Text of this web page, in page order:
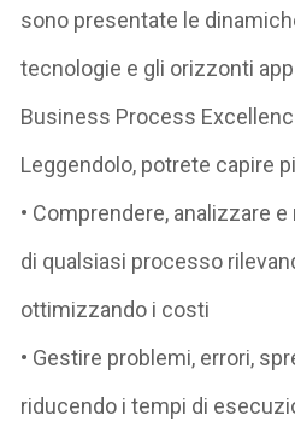
sono presentate le
tecnologie e gli orizzonti
Business Process
Leggendolo, potrete capire
• Comprendere, analizzare
di qualsiasi processo
ottimizzando i costi
• Gestire problemi, errori,
riducendo i tempi di